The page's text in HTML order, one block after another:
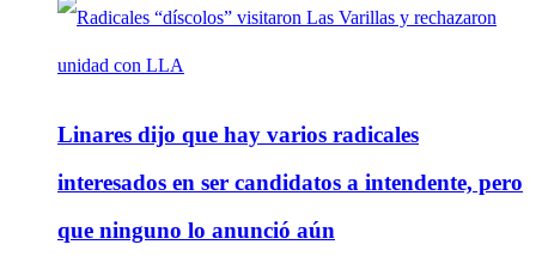
Linares dijo que hay varios radicales
interesados en ser candidatos a intendente, pero
que ninguno lo anunció aún